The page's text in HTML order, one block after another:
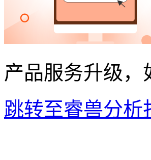
产品服务升级
跳转至睿兽分析